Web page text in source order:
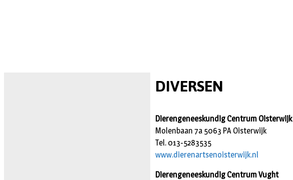
DIVERSEN
Dierengeneeskundig Centrum Oisterwijk
Molenbaan 7a 5063 PA Oisterwijk
Tel. 013-5283535
www.dierenartsenoisterwijk.nl
Dierengeneeskundig Centrum Vught